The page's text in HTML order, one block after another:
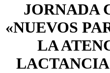
JORNADA
«NUEVOS
LA